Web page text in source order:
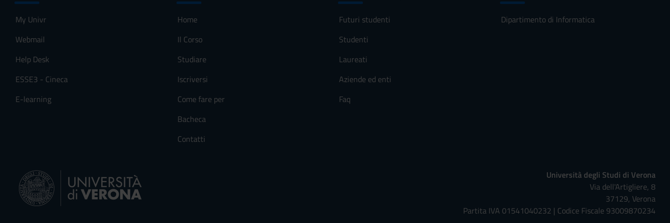
My Univr
Webmail
Help Desk
ESSE3 - Cineca
E-learning
Home
Il Corso
Studiare
Iscriversi
Come fare per
Bacheca
Contatti
Futuri studenti
Studenti
Laureati
Aziende ed enti
Faq
Dipartimento di Informatica
Università degli Studi di Verona
Via dell'Artigliere, 8
37129, Verona
Partita IVA 01541040232 | Codice Fiscale 93009870234